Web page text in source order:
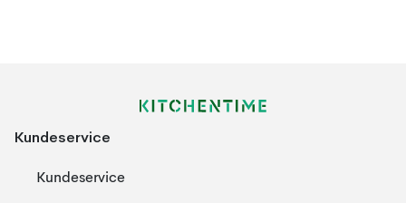
Kundeservice
Kundeservice